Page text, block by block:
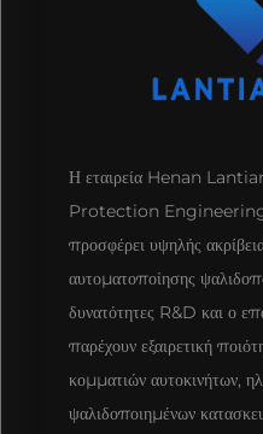
Η εταιρεία Henan
Protection
προσφέρει υψηλής
αυτοματοποίησης
δυνατότητες R&D και ο
παρέχουν εξαιρετική
κομματιών αυτοκινήτων,
ψαλιδοποιημένων